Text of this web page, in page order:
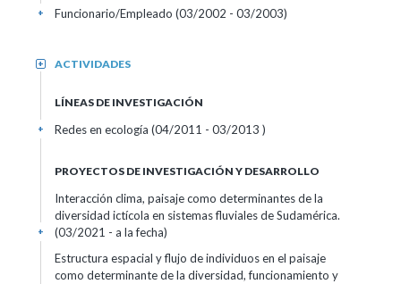
Funcionario/Empleado (03/2002 - 03/2003)
+
ACTIVIDADES
+
LÍNEAS DE INVESTIGACIÓN
Redes en ecología (04/2011 - 03/2013 )
+
PROYECTOS DE INVESTIGACIÓN Y DESARROLLO
Interacción clima, paisaje como determinantes de la
diversidad ictícola en sistemas fluviales de Sudamérica.
(03/2021 - a la fecha)
+
Estructura espacial y flujo de individuos en el paisaje
como determinante de la diversidad, funcionamiento y